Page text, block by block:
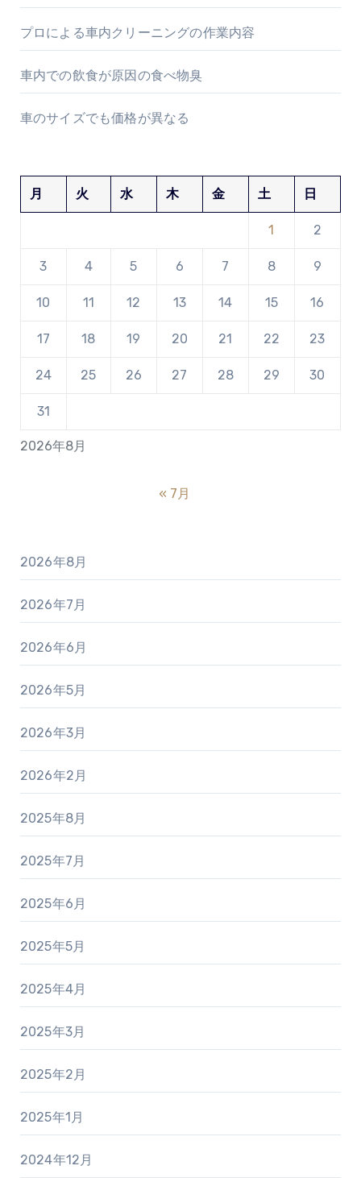
プロによる車内クリーニングの作業内容
車内での飲食が原因の食べ物臭
車のサイズでも価格が異なる
2026年8月
月 火 水 木 金 土 日
1 2
3 4 5 6 7 8 9
10 11 12 13 14 15 16
17 18 19 20 21 22 23
24 25 26 27 28 29 30
31
« 7月
2026年8月
2026年7月
2026年6月
2026年5月
2026年3月
2026年2月
2025年8月
2025年7月
2025年6月
2025年5月
2025年4月
2025年3月
2025年2月
2025年1月
2024年12月